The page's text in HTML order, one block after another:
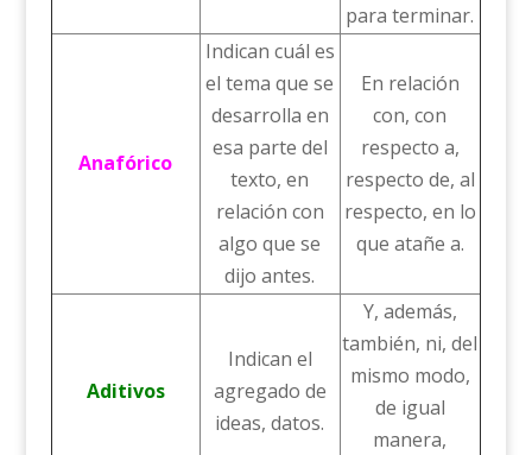
para terminar.
Anafórico
Indican cuál es
el tema que se
desarrolla en
esa parte del
texto, en
relación con
algo que se
dijo antes.
En relación
con, con
respecto a,
respecto de, al
respecto, en lo
que atañe a.
Aditivos
Indican el
agregado de
ideas, datos.
Y, además,
también, ni, del
mismo modo,
de igual
manera,